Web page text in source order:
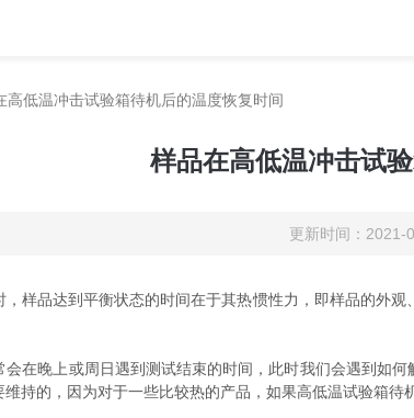
高低温冲击试验箱待机后的温度恢复时间
样品在高低温冲击试
更新时间：
样品达到平衡状态的时间在于其热惯性力，即样品的外
晚上或周日遇到测试结束的时间，此时我们会遇到如
持的，因为对于一些比较热的产品，如果高低温试验箱待